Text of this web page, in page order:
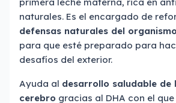
naturales. Es el encargado de
defensas naturales del organismo
para que esté preparado para
desafíos del exterior.
Ayuda al desarrollo saludable de
cerebro gracias al DHA con el